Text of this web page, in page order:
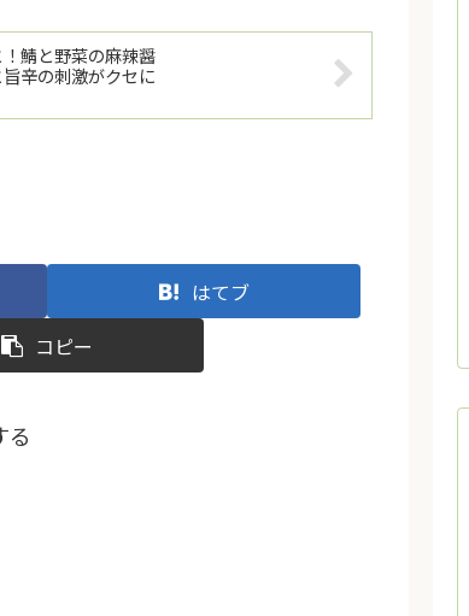
鯖と野菜の麻辣醤
旨辛の刺激がクセに
はてブ
コピー
る